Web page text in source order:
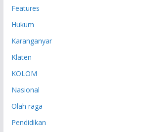
Features
Hukum
Karanganyar
Klaten
KOLOM
Nasional
Olah raga
Pendidikan